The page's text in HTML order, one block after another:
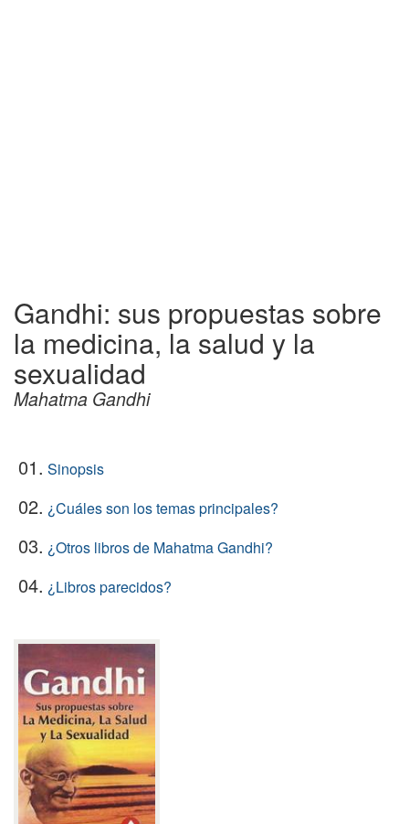
Gandhi: sus propuestas sobre
la medicina, la salud y la
sexualidad
Mahatma Gandhi
01. Sinopsis
02. ¿Cuáles son los temas principales?
03. ¿Otros libros de Mahatma Gandhi?
04. ¿Libros parecidos?